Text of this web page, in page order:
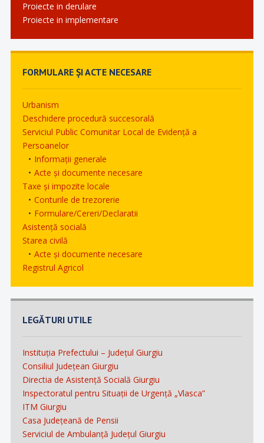
Proiecte in derulare
Proiecte in implementare
FORMULARE ȘI ACTE NECESARE
Urbanism
Deschidere procedură succesorală
Serviciul Public Comunitar Local de Evidență a
Persoanelor
Informații generale
Acte și documente necesare
Taxe și impozite locale
Conturile de trezorerie
Formulare/Cereri/Declaratii
Asistență socială
Starea civilă
Acte și documente necesare
Registrul Agricol
LEGĂTURI UTILE
Instituția Prefectului – Județul Giurgiu
Consiliul Județean Giurgiu
Directia de Asistență Socială Giurgiu
Inspectoratul pentru Situații de Urgență „Vlasca”
ITM Giurgiu
Casa Județeană de Pensii
Serviciul de Ambulanță Județul Giurgiu